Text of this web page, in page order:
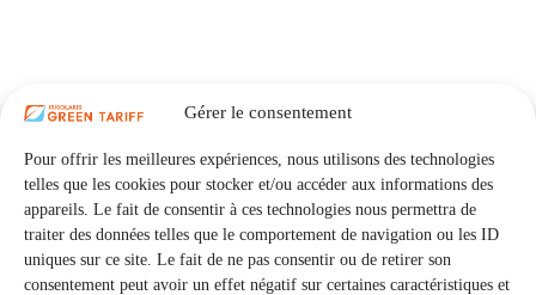
Gérer le consentement
Pour offrir les meilleures expériences, nous utilisons des technologies
telles que les cookies pour stocker et/ou accéder aux informations des
appareils. Le fait de consentir à ces technologies nous permettra de
traiter des données telles que le comportement de navigation ou les ID
uniques sur ce site. Le fait de ne pas consentir ou de retirer son
consentement peut avoir un effet négatif sur certaines caractéristiques et